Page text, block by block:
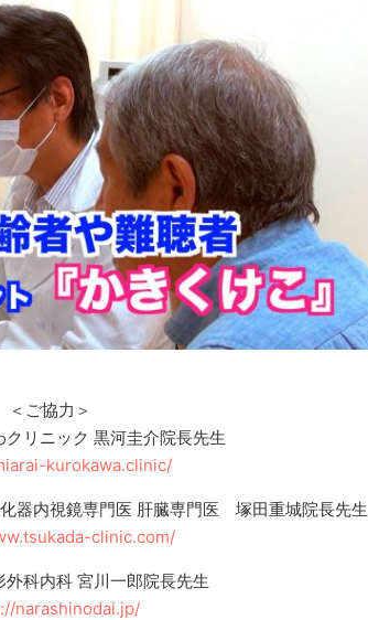
＜ご協力＞
リニック 黒河圭介院長先生
kurokawa.clinic/
器内視鏡専門医 肝臓専門医 塚田重城院長先生
clinic.com/
科内科 宮川一郎院長先生
narashinodai.jp/